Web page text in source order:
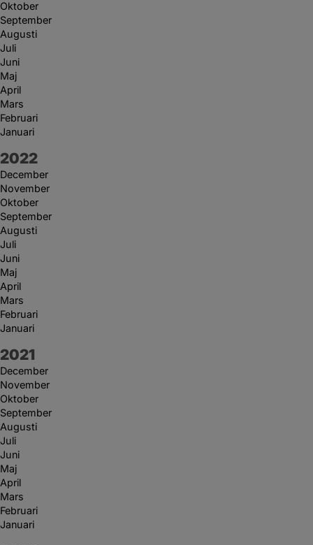
Oktober
September
Augusti
Juli
Juni
Maj
April
Mars
Februari
Januari
År:
2022
December
November
Oktober
September
Augusti
Juli
Juni
Maj
April
Mars
Februari
Januari
År:
2021
December
November
Oktober
September
Augusti
Juli
Juni
Maj
April
Mars
Februari
Januari